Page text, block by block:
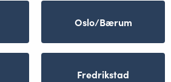
Oslo/Bærum
Fredrikstad